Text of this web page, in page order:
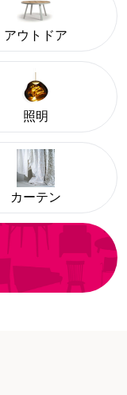
アウトドア
照明
カーテン